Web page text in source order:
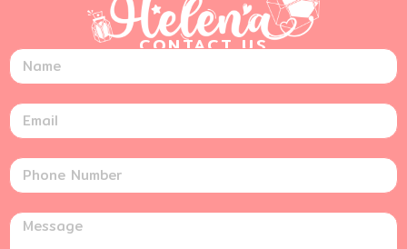
CONTACT US